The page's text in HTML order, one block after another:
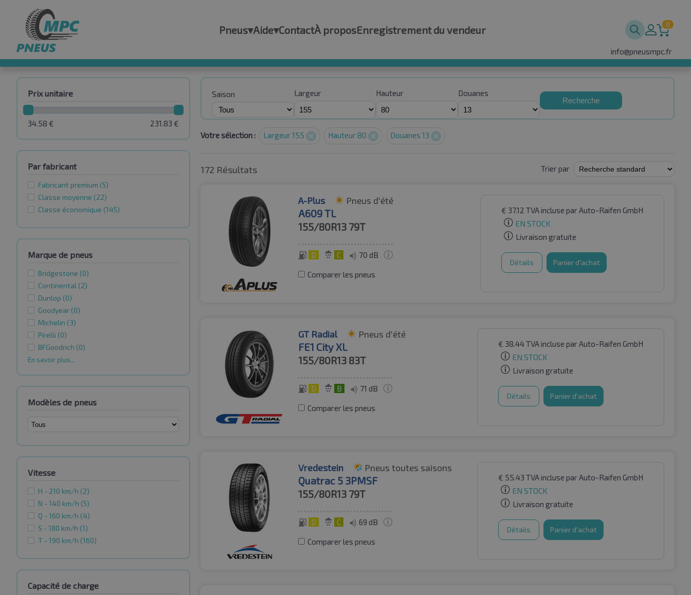
Pneus▾Aide▾ContactÀ proposEnregistrement du vendeur 0
info@pneusmpc.fr
Prix unitaire
231.83 €
34.58 €
Par fabricant
Fabricant premium (5)
Classe moyenne (22)
Classe économique (145)
Marque de pneus
Bridgestone (0)
Continental (2)
Dunlop (0)
Goodyear (0)
Michelin (3)
Pirelli (0)
BFGoodrich (0)
En savoir plus...
Modèles de pneus
Vitesse
H - 210 km/h (2)
N - 140 km/h (5)
Q - 160 km/h (4)
S - 180 km/h (1)
T - 190 km/h (160)
Capacité de charge
Saison Largeur Hauteur Douanes
Recherche
Votre sélection : Largeur 155 Hauteur 80 Douanes 13
172 Résultats Trier par
A-Plus Pneus d'été
A609 TL
155/80R13 79T
D C 70 dB
Comparer les pneus
€ 37.12 TVA incluse par Auto-Raifen GmbH
EN STOCK
Livraison gratuite
Détails Panier d'achat
GT Radial Pneus d'été
FE1 City XL
155/80R13 83T
D B 71 dB
Comparer les pneus
€ 38.44TVA incluse par Auto-Raifen GmbH
EN STOCK
Livraison gratuite
Détails Panier d'achat
Vredestein Pneus toutes saisons
Quatrac 5 3PMSF
155/80R13 79T
D C 69 dB
Comparer les pneus
€ 55.43 TVA incluse par Auto-Raifen GmbH
EN STOCK
Livraison gratuite
Détails Panier d'achat